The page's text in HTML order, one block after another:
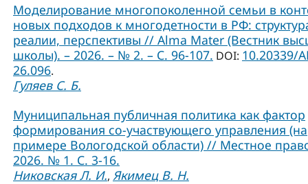
Моделирование многопоколенной семьи в
новых подходов к многодетности в РФ:
реалии, перспективы // Alma Mater (Вестник
школы). – 2026. – № 2. – С. 96-107. DOI: 10.20339/
26.096.
Гуляев С. Б.
Муниципальная публичная политика как фактор
формирования со-участвующего управления (на
примере Вологодской области) // Местное
2026. № 1. С. 3-16.
Никовская Л. И., Якимец В. Н.